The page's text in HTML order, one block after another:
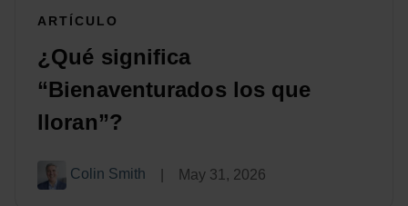
ARTÍCULO
¿Qué significa
“Bienaventurados los que
lloran”?
Colin Smith May 31, 2026